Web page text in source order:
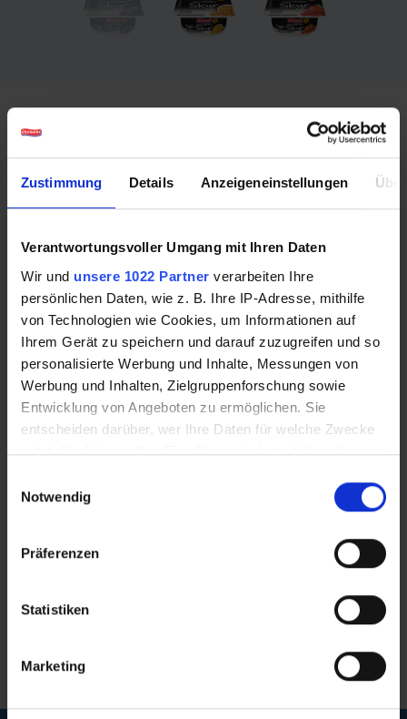
Zustimmung Details Anzeigeneinstellungen
Verantwortungsvoller Umgang mit Ihren Daten
Wir und unsere 1022 Partner verarbeiten Ihre
persönlichen Daten, wie z. B. Ihre IP-Adresse, mithilfe
von Technologien wie Cookies, um Informationen auf
Ihrem Gerät zu speichern und darauf zuzugreifen und so
personalisierte Werbung und Inhalte, Messungen von
Werbung und Inhalten, Zielgruppenforschung sowie
Entwicklung von Angeboten zu ermöglichen. Sie
entscheiden darüber, wer Ihre Daten für welche Zwecke
nutzt. Sie können Ihre Einwilligung jederzeit über die
Trigger Symbol ändern oder widerrufen
Informationen über Ihre geografische Lage
können
bestimmten Merkmalen (Fingerprinting) identifizieren
Erfahren Sie mehr darüber, wie Ihre persönlichen Daten
Notwendig
Präferenzen
Statistiken
Marketing
Das könnte Ihnen auch
schmecken:
Maracuja Skyr Heidelbeere Skyr Natural Creamy